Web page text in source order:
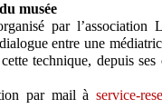
musée
par l’association
entre une
technique, depuis
par mail à service-